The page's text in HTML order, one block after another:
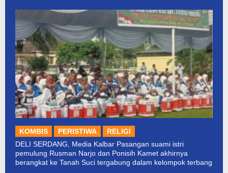
KOMBIS PERISTIWA
RELIGI
DELI SERDANG, Media Kalbar Pasangan suami istri
pemulung Rusman Narjo dan Ponisih Kamet akhirnya
berangkat ke Tanah Suci tergabung dalam kelompok terbang